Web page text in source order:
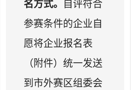
名方式。
自评符合
参赛条件的企业自
愿将企业报名表
（附件）统一发送
到市外赛区组委会